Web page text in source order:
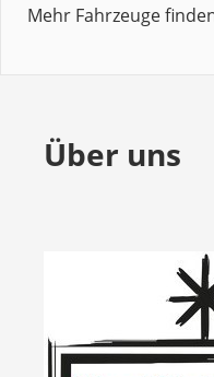
Mehr Fahrzeuge
Über uns